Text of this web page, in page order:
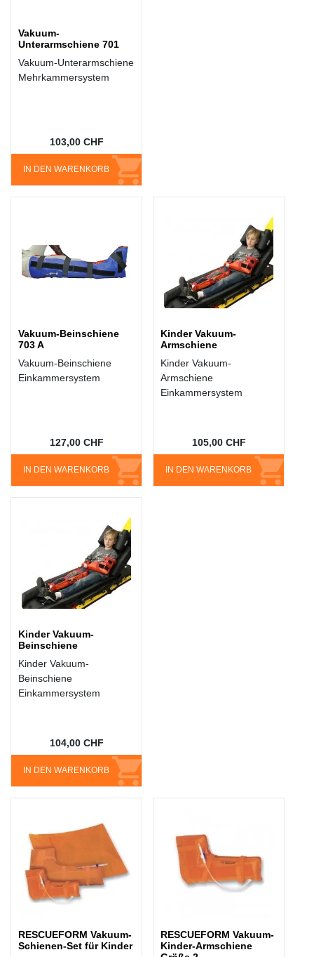
Vakuum-
Unterarmschiene 701
Vakuum-Unterarmschiene
Mehrkammersystem
IN DEN WARENKORB
103,00 CHF
Vakuum-Beinschiene
703 A
Vakuum-Beinschiene
Einkammersystem
IN DEN WARENKORB
127,00 CHF
Kinder Vakuum-
Armschiene
Kinder Vakuum-
Armschiene
Einkammersystem
IN DEN WARENKORB
105,00 CHF
Kinder Vakuum-
Beinschiene
Kinder Vakuum-
Beinschiene
Einkammersystem
IN DEN WARENKORB
104,00 CHF
RESCUEFORM Vakuum-
Schienen-Set für Kinder
RESCUEFORM Vakuum-
Kinder-Armschiene